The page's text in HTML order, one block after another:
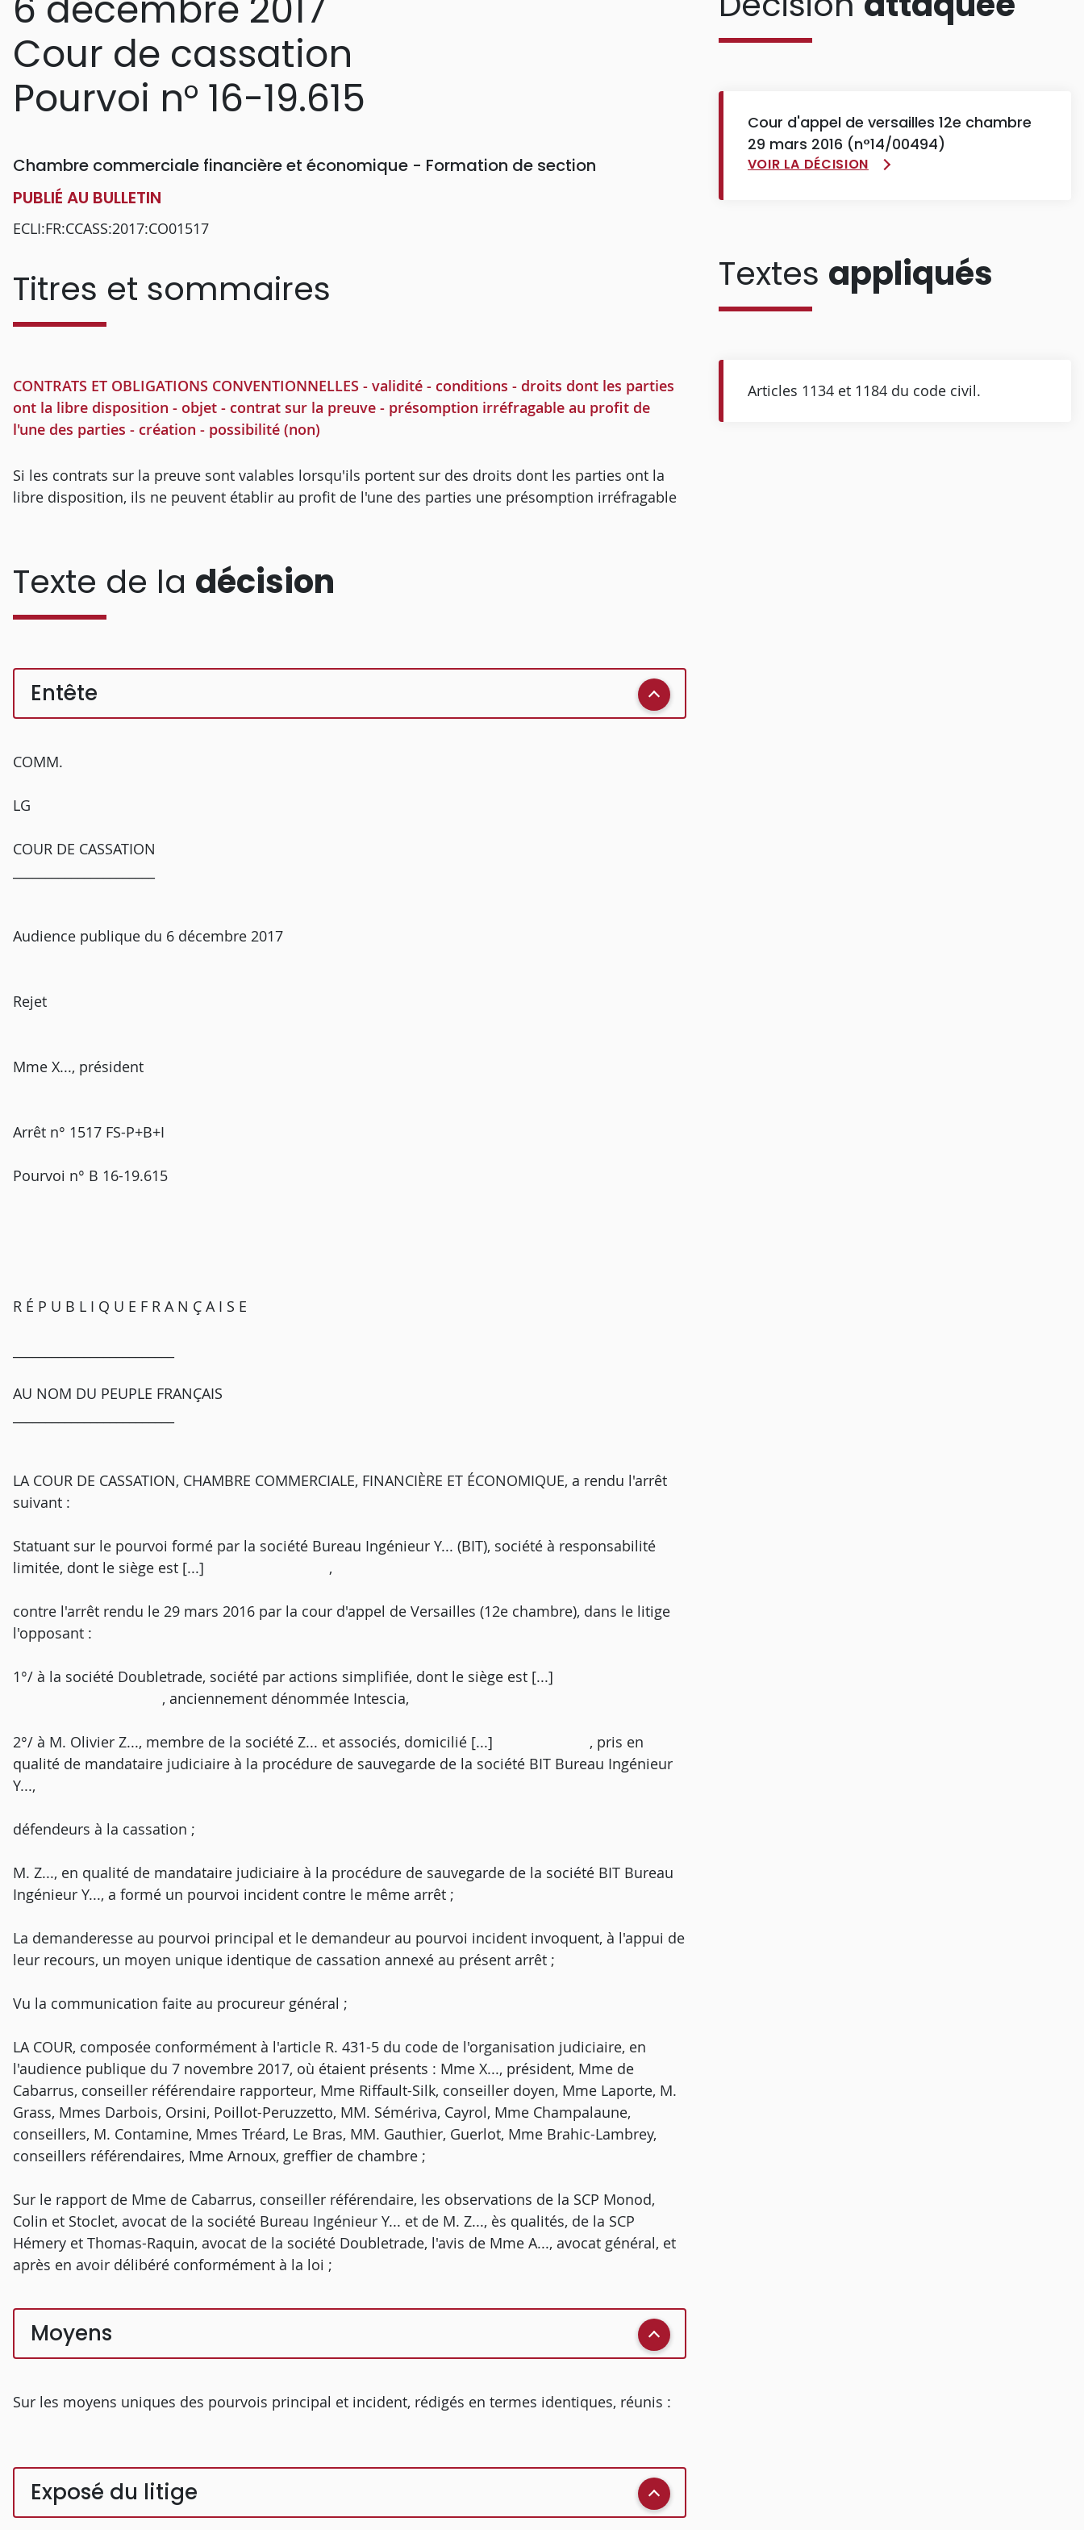
Cour de cassation
Pourvoi n° 16-19.615
Chambre commerciale financière et économique - Formation de section
PUBLIÉ AU BULLETIN
ECLI:FR:CCASS:2017:CO01517
Titres et sommaires
CONTRATS ET OBLIGATIONS CONVENTIONNELLES - validité - conditions - droits dont les parties
ont la libre disposition - objet - contrat sur la preuve - présomption irréfragable au profit de
l'une des parties - création - possibilité (non)
Si les contrats sur la preuve sont valables lorsqu'ils portent sur des droits dont les parties ont la
libre disposition, ils ne peuvent établir au profit de l'une des parties une présomption irréfragable
Texte de la décision
Entête
COMM.
LG
COUR DE CASSATION
Audience publique du 6 décembre 2017
Rejet
Mme X..., président
Arrêt n° 1517 FS-P+B+I
Pourvoi n° B 16-19.615
R É P U B L I Q U E F R A N Ç A I S E
AU NOM DU PEUPLE FRANÇAIS
LA COUR DE CASSATION, CHAMBRE COMMERCIALE, FINANCIÈRE ET ÉCONOMIQUE, a rendu l'arrêt
suivant :
Statuant sur le pourvoi formé par la société Bureau Ingénieur Y... (BIT), société à responsabilité
limitée, dont le siège est [...] ,
contre l'arrêt rendu le 29 mars 2016 par la cour d'appel de Versailles (12e chambre), dans le litige
l'opposant :
1°/ à la société Doubletrade, société par actions simplifiée, dont le siège est [...]
, anciennement dénommée Intescia,
2°/ à M. Olivier Z..., membre de la société Z... et associés, domicilié [...] , pris en
qualité de mandataire judiciaire à la procédure de sauvegarde de la société BIT Bureau Ingénieur
Y...,
défendeurs à la cassation ;
M. Z..., en qualité de mandataire judiciaire à la procédure de sauvegarde de la société BIT Bureau
Ingénieur Y..., a formé un pourvoi incident contre le même arrêt ;
La demanderesse au pourvoi principal et le demandeur au pourvoi incident invoquent, à l'appui de
leur recours, un moyen unique identique de cassation annexé au présent arrêt ;
Vu la communication faite au procureur général ;
LA COUR, composée conformément à l'article R. 431-5 du code de l'organisation judiciaire, en
l'audience publique du 7 novembre 2017, où étaient présents : Mme X..., président, Mme de
Cabarrus, conseiller référendaire rapporteur, Mme Riffault-Silk, conseiller doyen, Mme Laporte, M.
Grass, Mmes Darbois, Orsini, Poillot-Peruzzetto, MM. Sémériva, Cayrol, Mme Champalaune,
conseillers, M. Contamine, Mmes Tréard, Le Bras, MM. Gauthier, Guerlot, Mme Brahic-Lambrey,
conseillers référendaires, Mme Arnoux, greffier de chambre ;
Sur le rapport de Mme de Cabarrus, conseiller référendaire, les observations de la SCP Monod,
Colin et Stoclet, avocat de la société Bureau Ingénieur Y... et de M. Z..., ès qualités, de la SCP
Hémery et Thomas-Raquin, avocat de la société Doubletrade, l'avis de Mme A..., avocat général, et
après en avoir délibéré conformément à la loi ;
Moyens
Sur les moyens uniques des pourvois principal et incident, rédigés en termes identiques, réunis :
Exposé du litige
Cour d'appel de versailles 12e chambre
29 mars 2016 (n°14/00494)
VOIR LA DÉCISION
Textes appliqués
Articles 1134 et 1184 du code civil.